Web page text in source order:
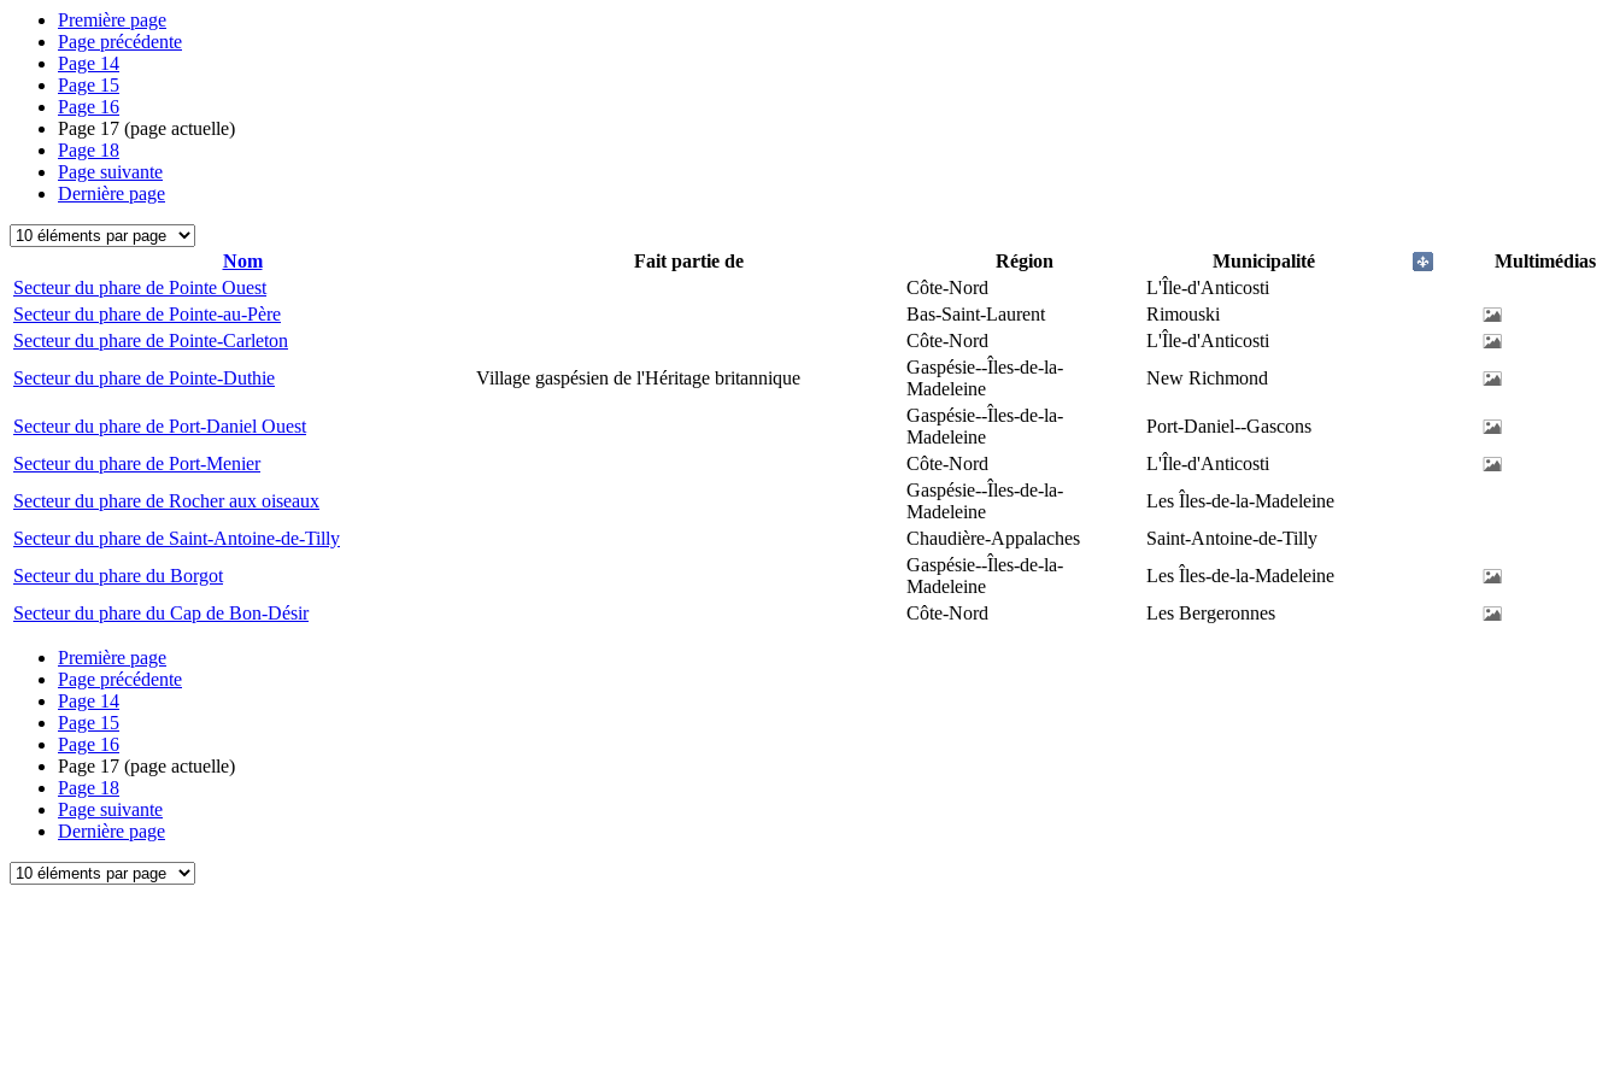
Première page
Page précédente
Page 14
Page 15
Page 16
Page 17 (page actuelle)
Page 18
Page suivante
Dernière page
Nom Fait partie de Région Municipalité
Multimédias
Secteur du phare de Pointe Ouest
Côte-Nord
L'Île-d'Anticosti
Secteur du phare de Pointe-au-Père
Bas-Saint-Laurent
Rimouski
Secteur du phare de Pointe-Carleton
Côte-Nord
L'Île-d'Anticosti
Secteur du phare de Pointe-Duthie
Village gaspésien de l'Héritage britannique
Gaspésie--Îles-de-la-
Madeleine
New Richmond
Secteur du phare de Port-Daniel Ouest
Gaspésie--Îles-de-la-
Madeleine
Port-Daniel--Gascons
Secteur du phare de Port-Menier
Côte-Nord
L'Île-d'Anticosti
Secteur du phare de Rocher aux oiseaux
Gaspésie--Îles-de-la-
Madeleine
Les Îles-de-la-Madeleine
Secteur du phare de Saint-Antoine-de-Tilly
Chaudière-Appalaches
Saint-Antoine-de-Tilly
Secteur du phare du Borgot
Gaspésie--Îles-de-la-
Madeleine
Les Îles-de-la-Madeleine
Secteur du phare du Cap de Bon-Désir
Côte-Nord Les Bergeronnes
Première page
Page précédente
Page 14
Page 15
Page 16
Page 17 (page actuelle)
Page 18
Page suivante
Dernière page